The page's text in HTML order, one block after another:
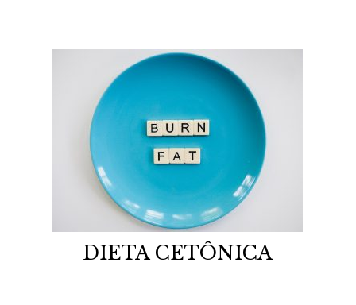
DIETA CETÔNICA